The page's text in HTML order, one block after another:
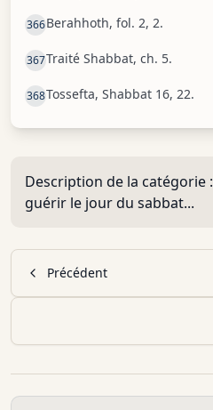
366Berahhoth, fol. 2, 2.
367Traité Shabbat, ch. 5.
368Tossefta, Shabbat 16, 22.
Description de la catégorie :
guérir le jour du sabbat...
Précédent